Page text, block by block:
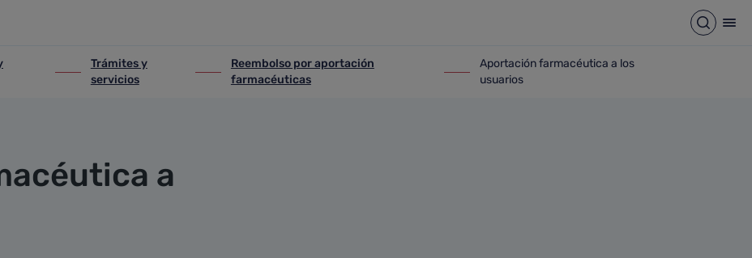
Abrir
ir-a Trámites y servicios
Trámites y
servicios
ir-a Reembolso por aportación farmacéuticas
Reembolso por aportación
farmacéuticas
ir-a Aportación farmacéutica a los usuarios
Aportación farmacéutica a los
usuarios
a